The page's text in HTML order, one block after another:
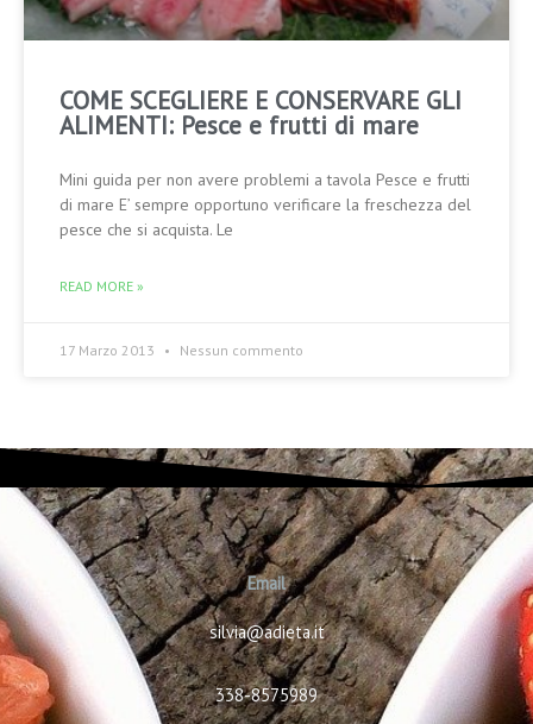
COME SCEGLIERE E CONSERVARE GLI
ALIMENTI: Pesce e frutti di mare
Mini guida per non avere problemi a tavola Pesce e frutti
di mare E’ sempre opportuno verificare la freschezza del
pesce che si acquista. Le
READ MORE »
17 Marzo 2013 Nessun commento
Email
silvia@adieta.it
338-8575989